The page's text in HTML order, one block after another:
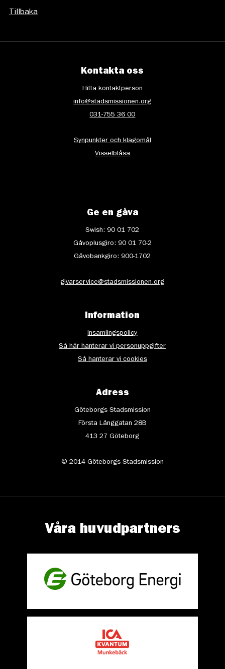
Tillbaka
Kontakta oss
Hitta kontaktperson
info@stadsmissionen.org
031-755 36 00
Synpunkter och klagomål
Visselblåsa
Ge en gåva
Swish: 90 01 702
Gåvoplusgiro: 90 01 70-2
Gåvobankgiro: 900-1702
givarservice@stadsmissionen.org
Information
Insamlingspolicy
Så här hanterar vi personuppgifter
Så hanterar vi cookies
Adress
Göteborgs Stadsmission
Första Långgatan 28B
413 27 Göteborg
© 2014 Göteborgs Stadsmission
Våra huvudpartners